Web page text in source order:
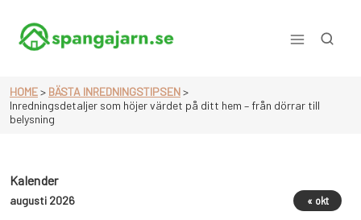
content
HOME> BÄSTA INREDNINGSTIPSEN>
Inredningsdetaljer som höjer värdet på ditt hem – från dörrar till
belysning
Kalender
augusti 2026 « okt